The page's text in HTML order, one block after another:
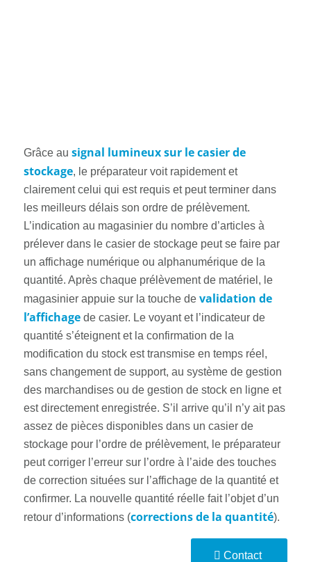
Grâce au signal lumineux sur le casier de
stockage, le préparateur voit rapidement et
clairement celui qui est requis et peut terminer dans
les meilleurs délais son ordre de prélèvement.
L’indication au magasinier du nombre d’articles à
prélever dans le casier de stockage peut se faire par
un affichage numérique ou alphanumérique de la
quantité. Après chaque prélèvement de matériel, le
magasinier appuie sur la touche de validation de
l’affichagede casier. Le voyant et l’indicateur de
quantité s’éteignent et la confirmation de la
modification du stock est transmise en temps réel,
sans changement de support, au système de gestion
des marchandises ou de gestion de stock en ligne et
est directement enregistrée. S’il arrive qu’il n’y ait pas
assez de pièces disponibles dans un casier de
stockage pour l’ordre de prélèvement, le préparateur
peut corriger l’erreur sur l’ordre à l’aide des touches
de correction situées sur l’affichage de la quantité et
confirmer. La nouvelle quantité réelle fait l’objet d’un
retour d’informations (corrections de la quantité).
Contact